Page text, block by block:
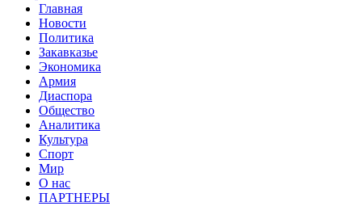
Главная
Новости
Политика
Закавказье
Экономика
Армия
Диаспора
Общество
Аналитика
Культура
Спорт
Мир
О нас
ПАРТНЕРЫ